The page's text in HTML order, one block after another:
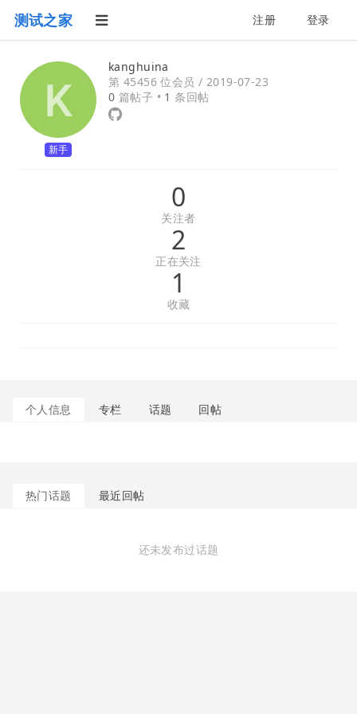
测试之家 注册 登录
新手
kanghuina
第 45456 位会员 / 2019-07-23
0 篇帖子 • 1 条回帖
0
关注者
2
正在关注
1
收藏
个人信息 专栏 话题 回帖
热门话题 最近回帖
还未发布过话题